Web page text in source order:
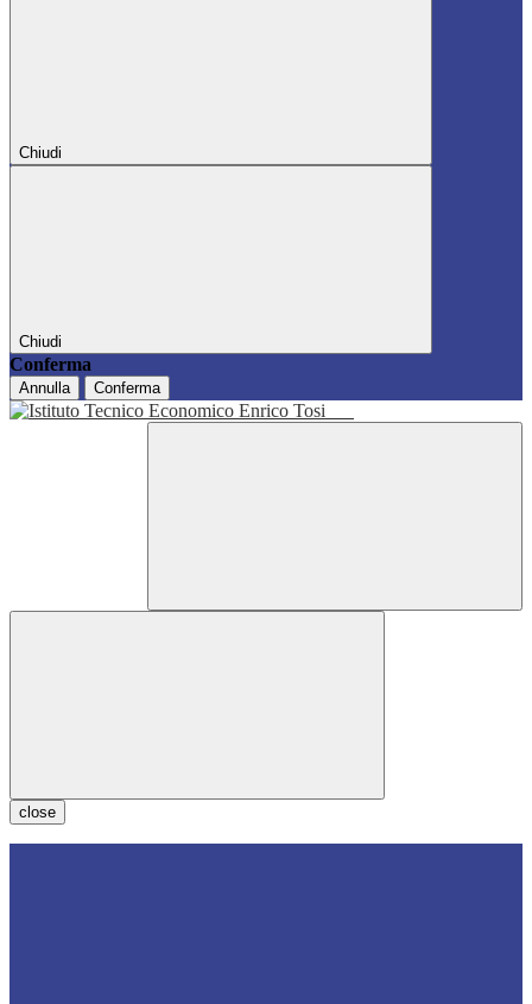
Chiudi
Chiudi
Conferma
Annulla Conferma
close